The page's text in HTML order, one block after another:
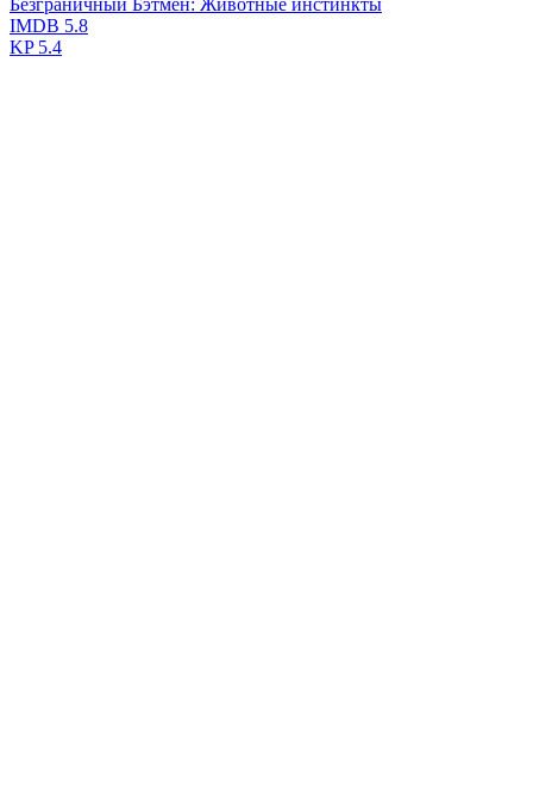
IMDB 5.8
KP5.4